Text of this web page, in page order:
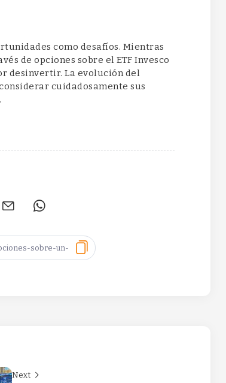
como desafíos. Mientras
de opciones sobre el ETF Invesco
desinvertir. La evolución del
cuidadosamente sus
Next